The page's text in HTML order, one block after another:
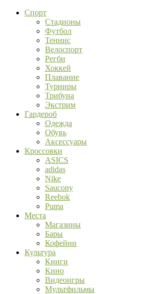
Спорт
Стадионы
Футбол
Теннис
Велоспорт
Регби
Хоккей
Плавание
Турниры
Трибуна
Экстрим
Гардероб
Одежда
Обувь
Аксессуары
Кроссовки
ASICS
adidas
Nike
Saucony
Reebok
Puma
Места
Магазины
Бары
Кофейни
Культура
Книги
Кино
Видеоигры
Мультфильмы